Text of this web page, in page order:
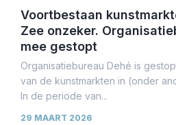
Voortbestaan
Zee onzeker.
mee gestopt
Organisatiebureau Dehé is
van de kunstmarkten in (onder
In de periode van...
29 MAART 2026